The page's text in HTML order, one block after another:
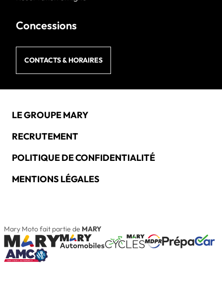
Concessions
CONTACTS & HORAIRES
LE GROUPE MARY
RECRUTEMENT
POLITIQUE DE CONFIDENTIALITÉ
MENTIONS LÉGALES
Mary Moto fait partie de MARY